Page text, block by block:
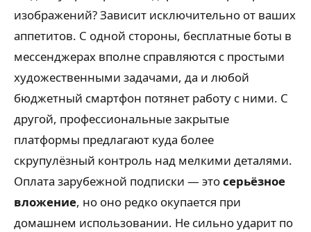
изображений? Зависит исключительно от ваших
аппетитов. С одной стороны, бесплатные боты в
мессенджерах вполне справляются с простыми
художественными задачами, да и любой
бюджетный смартфон потянет работу с ними. С
другой, профессиональные закрытые
платформы предлагают куда более
скрупулёзный контроль над мелкими деталями.
Оплата зарубежной подписки — этосерьёзное
вложение, но оно редко окупается при
домашнем использовании. Не сильно ударит по